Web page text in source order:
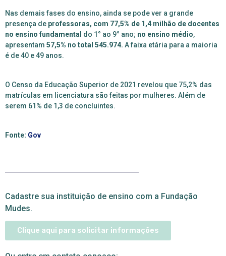
Nas demais fases do ensino, ainda se pode ver a grande
presença de professoras, com 77,5% de 1,4 milhão de docentes
no ensino fundamental do 1° ao 9° ano; no ensino médio,
apresentam 57,5% no total 545.974. A faixa etária para a maioria
é de 40 e 49 anos.
O Censo da Educação Superior de 2021 revelou que 75,2% das
matrículas em licenciatura são feitas por mulheres. Além de
serem 61% de 1,3 de concluintes.
Fonte: Gov
Cadastre sua instituição de ensino com a Fundação
Mudes.
Clique aqui para solicitar informações